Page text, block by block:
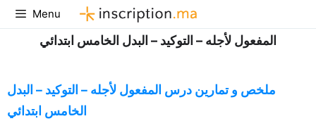
Aller
au
contenu
Menu
المفعول لأجله – التوكيد – البدل الخامس ابتدائي
ملخص و تمارين درس المفعول لأجله – التوكيد – البدل
الخامس ابتدائي